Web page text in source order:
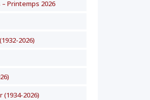
Printemps 2026
2026)
(1934-2026)